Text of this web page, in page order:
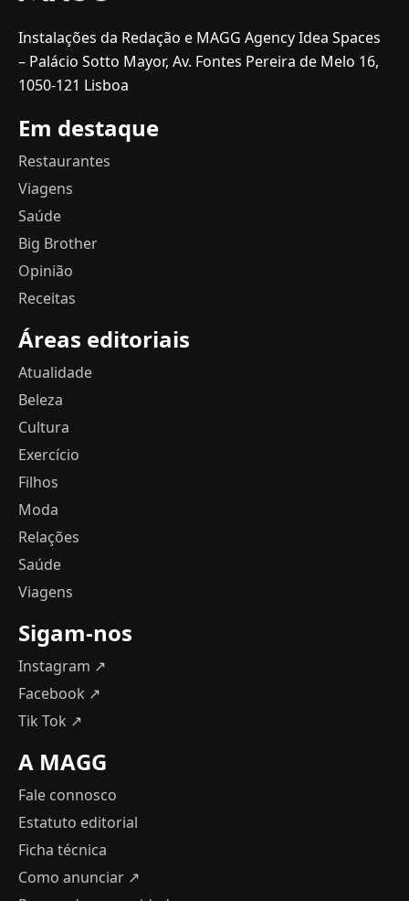
Instalações da Redação e MAGG Agency Idea Spaces
– Palácio Sotto Mayor, Av. Fontes Pereira de Melo 16,
1050-121 Lisboa
Em destaque
Restaurantes
Viagens
Saúde
Big Brother
Opinião
Receitas
Áreas editoriais
Atualidade
Beleza
Cultura
Exercício
Filhos
Moda
Relações
Saúde
Viagens
Sigam-nos
Instagram ↗
Facebook ↗
Tik Tok ↗
A MAGG
Fale connosco
Estatuto editorial
Ficha técnica
Como anunciar ↗